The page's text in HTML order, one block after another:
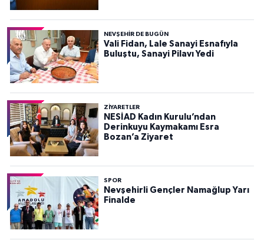
NEVŞEHIR DE BUGÜN
Vali Fidan, Lale Sanayi Esnafıyla
Buluştu, Sanayi Pilavı Yedi
ZIYARETLER
NESİAD Kadın Kurulu’ndan
Derinkuyu Kaymakamı Esra
Bozan’a Ziyaret
SPOR
Nevşehirli Gençler Namağlup Yarı
Finalde